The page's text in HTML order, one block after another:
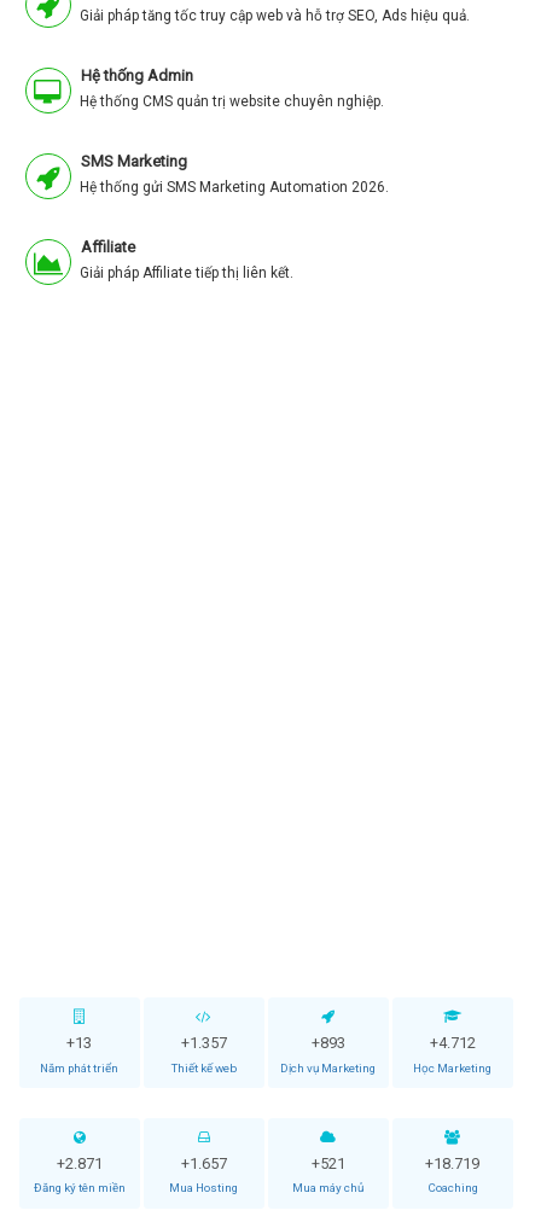
Giải pháp tăng tốc truy cập web và hỗ trợ SEO, Ads hiệu quả.
Hệ thống Admin
Hệ thống CMS quản trị website chuyên nghiệp.
SMS Marketing
Hệ thống gửi SMS Marketing Automation 2026.
Affiliate
Giải pháp Affiliate tiếp thị liên kết.